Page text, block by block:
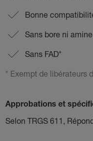
Bonne
Sans bore ni amine
Sans FAD*
* Exempt de libérateurs
Approbations et
Selon TRGS 611,